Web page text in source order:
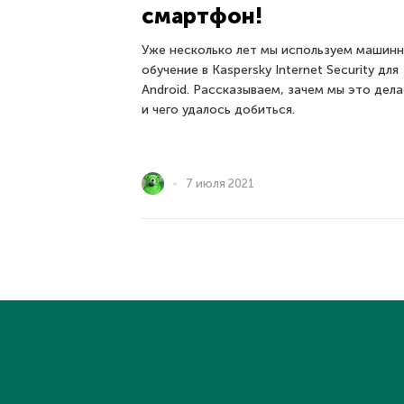
смартфон!
Уже несколько лет мы используем
обучение в Kaspersky Internet Security для
Android. Рассказываем, зачем мы это
и чего удалось добиться.
7 июля 2021